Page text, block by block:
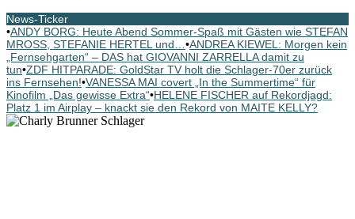
News-Ticker
•ANDY BORG: Heute Abend Sommer-Spaß mit Gästen wie STEFAN
MROSS, STEFANIE HERTEL und… •ANDREA KIEWEL: Morgen kein
„Fernsehgarten“ – DAS hat GIOVANNI ZARRELLA damit zu
tun•ZDF HITPARADE: GoldStar TV holt die Schlager-70er zurück
ins Fernsehen!•VANESSA MAI covert „In the Summertime“ für
Kinofilm „Das gewisse Extra“•HELENE FISCHER auf Rekordjagd:
Platz 1 im Airplay – knackt sie den Rekord von MAITE KELLY?